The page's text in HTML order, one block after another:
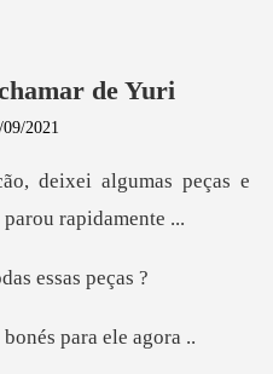
0
de Yuri
2021
xei algumas peças e